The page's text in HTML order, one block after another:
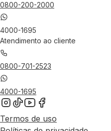
0800-200-2000
4000-1695
Atendimento ao cliente
0800-701-2523
4000-1695
Termos de uso